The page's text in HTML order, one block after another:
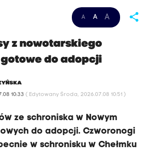
A A A share
z nowotarskiego
do adopcji
10:33 ( Edytowany Środa, 2026.07.08 10:51 )
ze schroniska w Nowym
do adopcji. Czworonogi
w schronisku w Chełmku